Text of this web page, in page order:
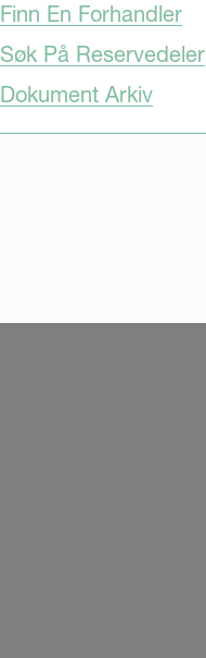
Finn En Forhandler
Søk På Reservedeler
Dokument Arkiv